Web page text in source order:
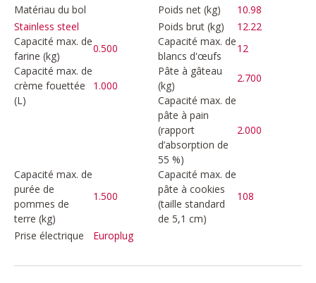
Matériau du bol
Stainless steel
Poids net (kg)
10.98
Poids brut (kg)
12.22
Capacité max. de
farine (kg)
0.500
Capacité max. de
blancs d'œufs
12
Capacité max. de
crème fouettée
(L)
1.000
Pâte à gâteau
(kg)
2.700
Capacité max. de
pâte à pain
(rapport
d’absorption de
55 %)
2.000
Capacité max. de
purée de
pommes de
terre (kg)
1.500
Capacité max. de
pâte à cookies
(taille standard
de 5,1 cm)
108
Prise électrique Europlug